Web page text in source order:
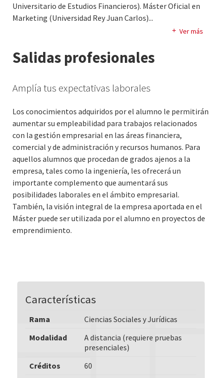
Universitario de Estudios Financieros). Máster Oficial en
Marketing (Universidad Rey Juan Carlos)...
Especialista en Bienes de Colección (Universidad Rey Juan
Economía de la Empresa (AEDEM). Patrono de la
Fundación Camilo Prado para la Formación e
Ver más
Salidas profesionales
Amplía tus expectativas laborales
Los conocimientos adquiridos por el alumno le permitirán
aumentar su empleabilidad para trabajos relacionados
con la gestión empresarial en las áreas financiera,
comercial y de administración y recursos humanos. Para
aquellos alumnos que procedan de grados ajenos a la
empresa, tales como la ingeniería, les ofrecerá un
importante complemento que aumentará sus
posibilidades laborales en el ámbito empresarial.
También, la visión integral de la empresa aportada en el
Máster puede ser utilizada por el alumno en proyectos de
emprendimiento.
Características
Rama
Ciencias Sociales y Jurídicas
Modalidad
A distancia (requiere pruebas
presenciales)
Créditos
60